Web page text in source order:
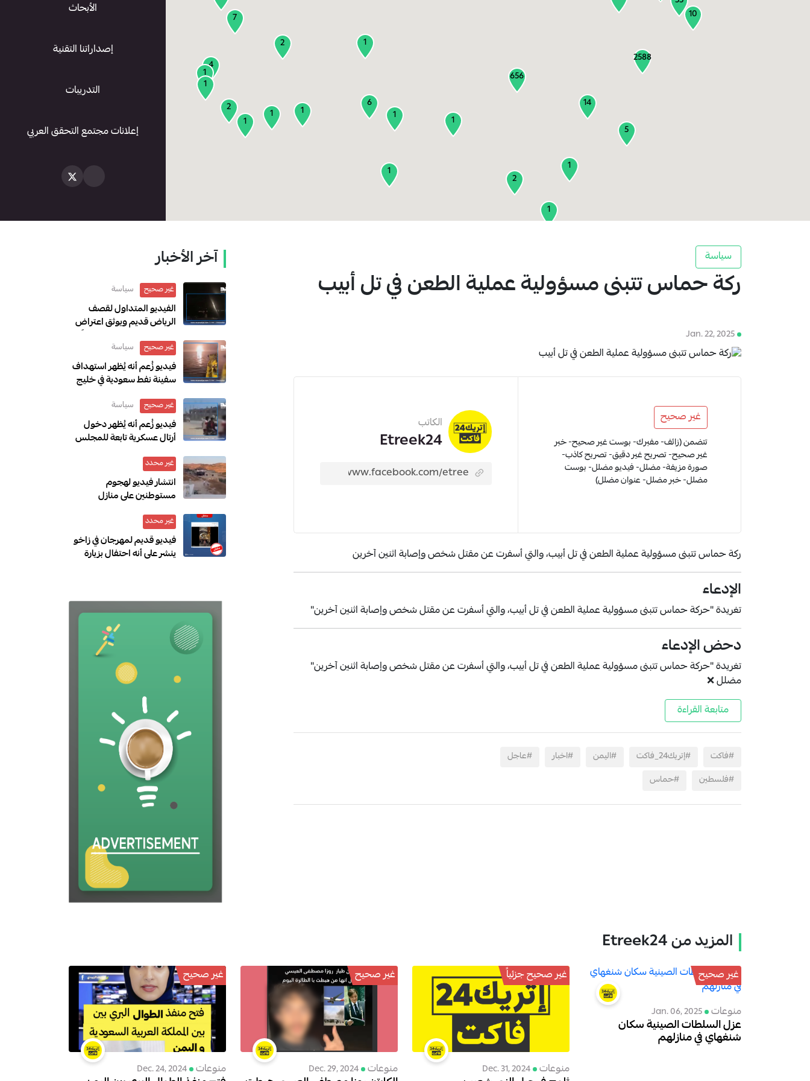
1
14
2
4
1
2588
10
656
6
1
5
7
1
2
1
2
1
1
1
1
1
1
الأبحاث
إصداراتنا التقنية
التدريبات
إعلانات مجتمع التحقق العربي
سياسة
ركة حماس تتبنى مسؤولية عملية الطعن في تل أبيب
Jan. 22, 2025
غير صحيح
تتضمن (زائف- مفبرك- بوست غير صحيح- خبر
غير صحيح- تصريح غير دقيق- تصريح كاذب-
صورة مزيفة- مضلل- فيديو مضلل- بوست
مضلل- خبر مضلل- عنوان مضلل)
الكاتب
Etreek24
ركة حماس تتبنى مسؤولية عملية الطعن في تل أبيب، والتي أسفرت عن مقتل شخص وإصابة اثنين آخرين
الإدعاء
تغريدة "حركة حماس تتبنى مسؤولية عملية الطعن في تل أبيب، والتي أسفرت عن مقتل شخص وإصابة اثنين آخرين"
دحض الإدعاء
تغريدة "حركة حماس تتبنى مسؤولية عملية الطعن في تل أبيب، والتي أسفرت عن مقتل شخص وإصابة اثنين آخرين"
مضلل ❌
متابعة القراءة
#فاكت #إتريك24_فاكت #اليمن #اخبار
#عاجل
#فلسطين
#حماس
آخر الأخبار
غير صحيح سياسة
الفيديو المتداول لقصف
الرياض قديم ويوثق اعتراض
أُطلق باتجاه الرياض عام 2018
غير صحيح سياسة
فيديو زُعم أنه يُظهر استهداف
سفينة نفط سعودية في خليج
في العراق خلال مارس 2026
غير صحيح سياسة
فيديو زُعم أنه يُظهر دخول
أرتال عسكرية تابعة للمجلس
قديم ويعود إلى ديسمبر 2025
غير محدد
انتشار فيديو لهجوم
مستوطنين على منازل
أنه في سوريا
غير محدد
فيديو قديم لمهرجان في زاخو
ينشر على أنه احتفال بزيارة
المزيد من Etreek24
غير صحيح
منوعات Jan. 06, 2025
عزل السلطات الصينية سكان
شنغهاي في منازلهم
غير صحيح جزئياً
منوعات Dec. 31, 2024
غير صحيح
منوعات Dec. 29, 2024
غير صحيح
منوعات Dec. 24, 2024